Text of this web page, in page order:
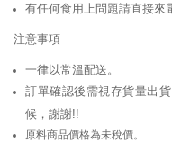
有任何食用上問題請直接來
注意事項
一律以常溫配送。
訂單確認後需視存貨量出
候，謝謝!!
原料商品價格為未稅價。